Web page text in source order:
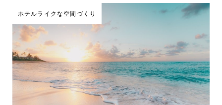
ホテルライクな空間づくり